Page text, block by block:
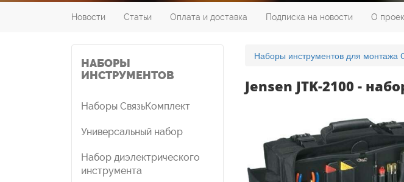
Новости Статьи Оплата и доставка Подписка на новости О
НАБОРЫ
ИНСТРУМЕНТОВ
Наборы СвязьКомплект
Универсальный набор
Набор диэлектрического
инструмента
Наборы инструментов для монтажа
Jensen JTK-2100 -